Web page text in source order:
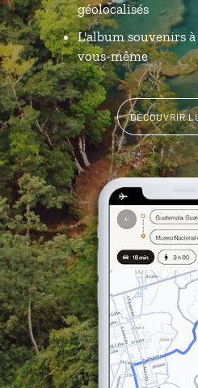
géolocalisés
L'album souvenirs
vous-même
DÉCOUVRIR